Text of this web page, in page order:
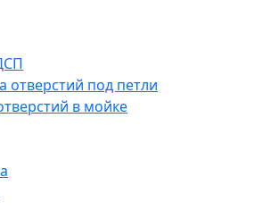
отверстий под петли
в мойке